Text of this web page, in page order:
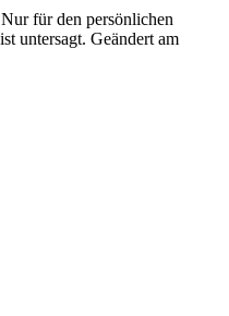
für den persönlichen
untersagt. Geändert am